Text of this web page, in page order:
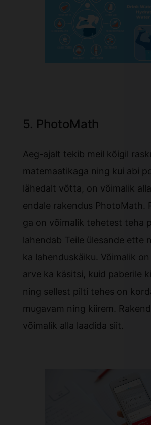
5. PhotoMath
Aeg-ajalt tekib meil kõigil
matemaatikaga ning kui abi
lähedalt võtta, on võimalik
endale rakendus PhotoMath.
ga on võimalik tehetest teha
lahendab Teile ülesande ette
ka lahenduskäiku. Võimalik
arve ka käsitsi, kuid paberile
ning sellest pilti tehes on
mugavam ning kiirem.
võimalik alla laadida siit.